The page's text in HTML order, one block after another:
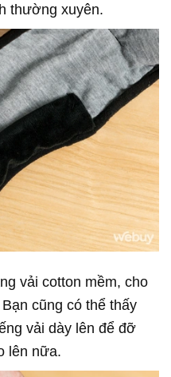
thường xuyên.
vải cotton mềm, cho
cũng có thể thấy
vải dày lên để đỡ
lên nữa.